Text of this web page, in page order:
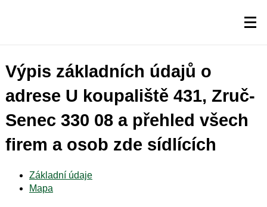
Výpis základních údajů o
adrese U koupaliště 431, Zruč-
Senec 330 08 a přehled všech
firem a osob zde sídlících
Základní údaje
Mapa